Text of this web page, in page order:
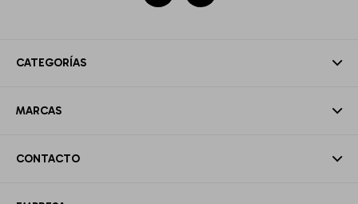
CATEGORÍAS
MARCAS
CONTACTO